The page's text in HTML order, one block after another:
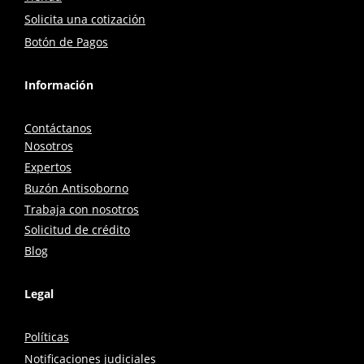
Solicita una cotización
Botón de Pagos
Información
Contáctanos
Nosotros
Expertos
Buzón Antisoborno
Trabaja con nosotros
Solicitud de crédito
Blog
Legal
Políticas
Notificaciones judiciales